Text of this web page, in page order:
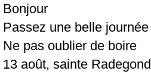
Bonjour
Passez une belle journée
Ne pas oublier de boire
13 août, sainte